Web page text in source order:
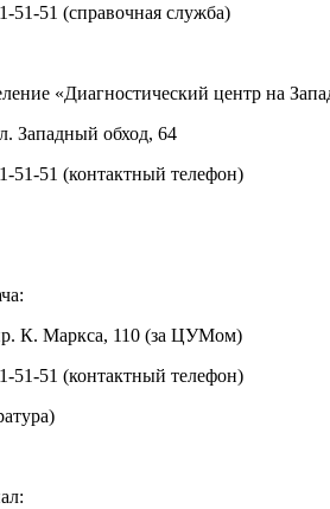
51-51 (справочная служба)
«Диагностический центр на
Западный обход, 64
51-51 (контактный телефон)
К. Маркса, 110 (за ЦУМом)
51-51 (контактный телефон)